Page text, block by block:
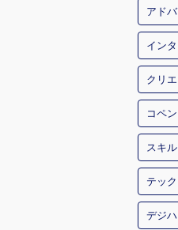
アド
イン
クリ
コペ
スキ
テッ
デジハ